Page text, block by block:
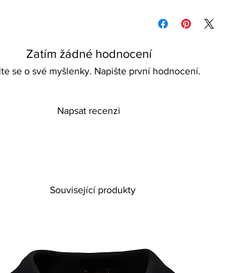
information
Zatím žádné hodnocení
se o své myšlenky. Napište první hodnocení.
Napsat recenzi
Související produkty